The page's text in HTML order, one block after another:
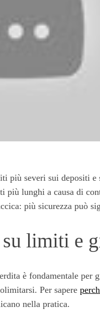
più severi sui depositi
più lunghi a causa di
più sicurezza può
limiti e
è fondamentale per
Per sapere
nella pratica.